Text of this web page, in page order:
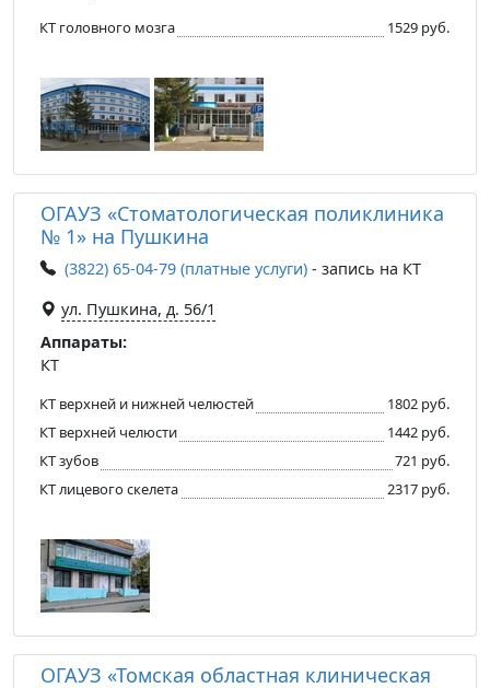
КТ головного мозга 1529 руб.
ОГАУЗ «Стоматологическая поликлиника
№ 1» на Пушкина
(3822) 65-04-79 (платные услуги) - запись на КТ
ул. Пушкина, д. 56/1
Аппараты:
КТ
КТ верхней и нижней челюстей
1802 руб.
КТ верхней челюсти
1442 руб.
КТ зубов
721 руб.
КТ лицевого скелета
2317 руб.
ОГАУЗ «Томская областная клиническая